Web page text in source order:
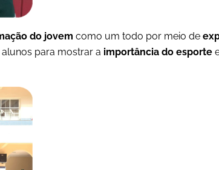
do jovem como um todo por meio de
para mostrar a importância do esporte